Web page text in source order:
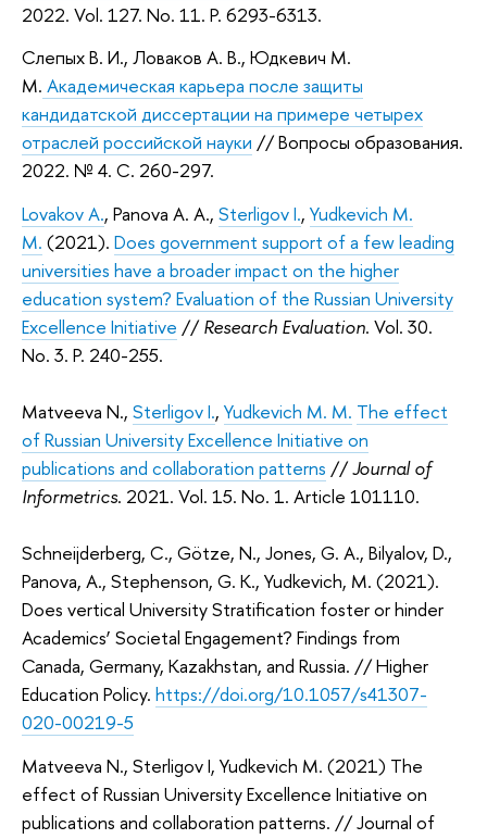
2022. Vol. 127. No. 11. P. 6293-6313.
Слепых В. И., Ловаков А. В., Юдкевич М.
М. Академическая карьера после защиты
кандидатской диссертации на примере четырех
отраслей российской науки // Вопросы образования.
2022. № 4. С. 260-297.
Lovakov A., Panova A. A., Sterligov I., Yudkevich M.
M. (2021). Does government support of a few leading
universities have a broader impact on the higher
education system? Evaluation of the Russian University
Excellence Initiative //Research Evaluation. Vol. 30.
No. 3. P. 240-255.
Matveeva N., Sterligov I., Yudkevich M. M. The effect
of Russian University Excellence Initiative on
publications and collaboration patterns //Journal of
Informetrics. 2021. Vol. 15. No. 1. Article 101110.
Schneijderberg, C., Götze, N., Jones, G. A., Bilyalov, D.,
Panova, A., Stephenson, G. K., Yudkevich, M. (2021).
Does vertical University Stratification foster or hinder
Academics’ Societal Engagement? Findings from
Canada, Germany, Kazakhstan, and Russia. // Higher
Education Policy. https://doi.org/10.1057/s41307-
020-00219-5
Matveeva N., Sterligov I, Yudkevich M. (2021) The
effect of Russian University Excellence Initiative on
publications and collaboration patterns. // Journal of